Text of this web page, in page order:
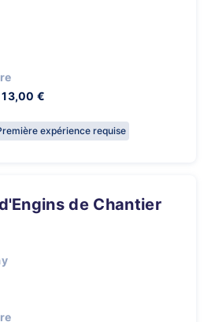
€
expérience requise